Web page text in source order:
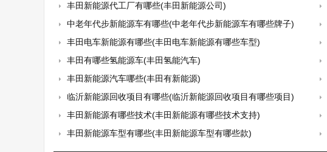
丰田新能源代工厂有哪些(丰田新能源公司)
中老年代步新能源车有哪些(中老年代步新能源车有哪些牌子)
丰田电车新能源有哪些(丰田电车新能源有哪些车型)
丰田有哪些氢能源车(丰田氢能汽车)
丰田新能源汽车哪些(丰田有新能源)
临沂新能源回收项目有哪些(临沂新能源回收项目有哪些项目)
丰田新能源有哪些技术(丰田新能源有哪些技术支持)
丰田新能源车型有哪些(丰田新能源车型有哪些款)